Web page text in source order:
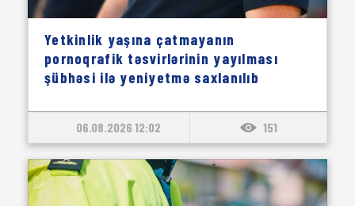
Yetkinlik yaşına çatmayanın
pornoqrafik təsvirlərinin yayılması
şübhəsi ilə yeniyetmə saxlanılıb
06.08.2026 12:02 151